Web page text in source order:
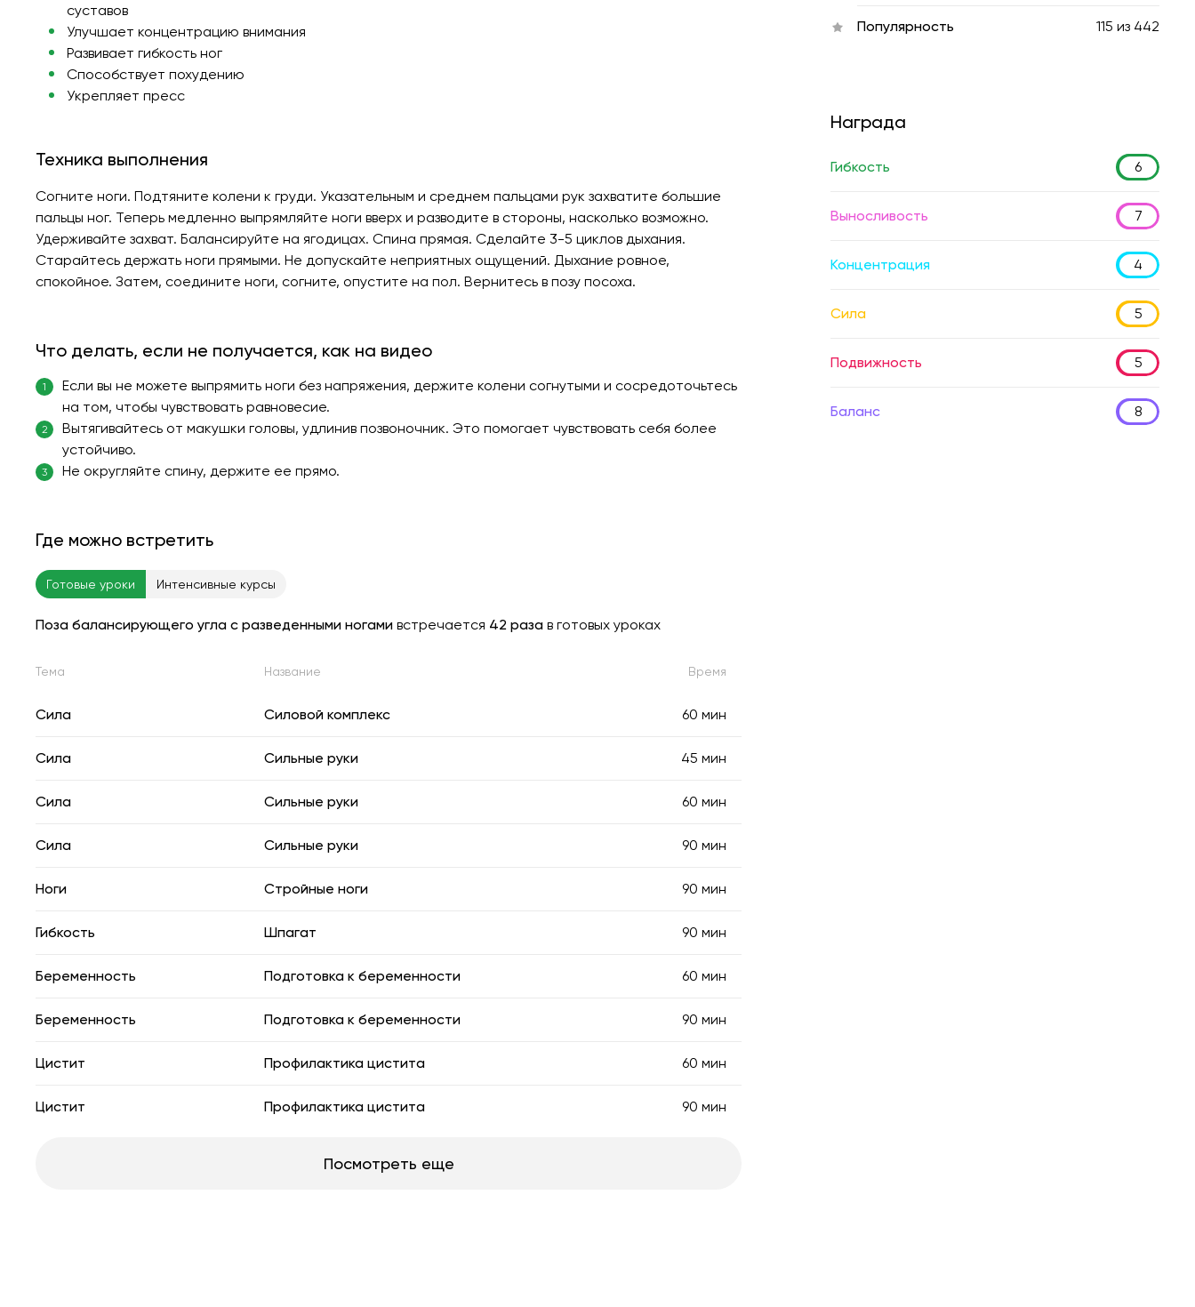
суставов
Улучшает концентрацию внимания
Развивает гибкость ног
Способствует похудению
Укрепляет пресс
Техника выполнения
Согните ноги. Подтяните колени к груди. Указательным и среднем пальцами рук захватите большие
пальцы ног. Теперь медленно выпрямляйте ноги вверх и разводите в стороны, насколько возможно.
Удерживайте захват. Балансируйте на ягодицах. Спина прямая. Сделайте 3-5 циклов дыхания.
Старайтесь держать ноги прямыми. Не допускайте неприятных ощущений. Дыхание ровное,
спокойное. Затем, соедините ноги, согните, опустите на пол. Вернитесь в позу посоха.
Что делать, если не получается, как на видео
1
Если вы не можете выпрямить ноги без напряжения, держите колени согнутыми и сосредоточьтесь
на том, чтобы чувствовать равновесие.
2
Вытягивайтесь от макушки головы, удлинив позвоночник. Это помогает чувствовать себя более
устойчиво.
3 Не округляйте спину, держите ее прямо.
Где можно встретить
Готовые уроки Интенсивные курсы
Поза балансирующего угла с разведенными ногами встречается 42 раза в готовых уроках
Тема Название Время
Сила Силовой комплекс 60 мин
Сила Сильные руки 45 мин
Сила Сильные руки 60 мин
Сила Сильные руки 90 мин
Ноги Стройные ноги 90 мин
Гибкость Шпагат 90 мин
Беременность Подготовка к беременности 60 мин
Беременность Подготовка к беременности 90 мин
Цистит Профилактика цистита 60 мин
Цистит Профилактика цистита 90 мин
Посмотреть еще
Популярность 115 из 442
Награда
Гибкость 6
Выносливость 7
Концентрация 4
Сила 5
Подвижность 5
Баланс 8